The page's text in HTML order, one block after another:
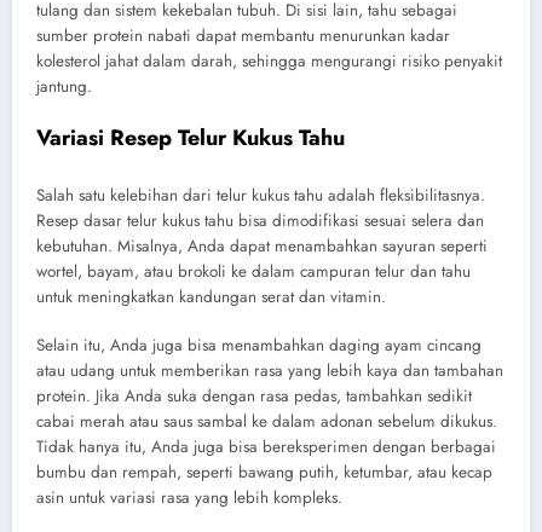
tulang dan sistem kekebalan tubuh. Di sisi lain, tahu sebagai
sumber protein nabati dapat membantu menurunkan kadar
kolesterol jahat dalam darah, sehingga mengurangi risiko penyakit
jantung.
Variasi Resep Telur Kukus Tahu
Salah satu kelebihan dari telur kukus tahu adalah fleksibilitasnya.
Resep dasar telur kukus tahu bisa dimodifikasi sesuai selera dan
kebutuhan. Misalnya, Anda dapat menambahkan sayuran seperti
wortel, bayam, atau brokoli ke dalam campuran telur dan tahu
untuk meningkatkan kandungan serat dan vitamin.
Selain itu, Anda juga bisa menambahkan daging ayam cincang
atau udang untuk memberikan rasa yang lebih kaya dan tambahan
protein. Jika Anda suka dengan rasa pedas, tambahkan sedikit
cabai merah atau saus sambal ke dalam adonan sebelum dikukus.
Tidak hanya itu, Anda juga bisa bereksperimen dengan berbagai
bumbu dan rempah, seperti bawang putih, ketumbar, atau kecap
asin untuk variasi rasa yang lebih kompleks.